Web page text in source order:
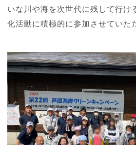
いな川や海を次世代に残して行け
化活動に積極的に参加させていた